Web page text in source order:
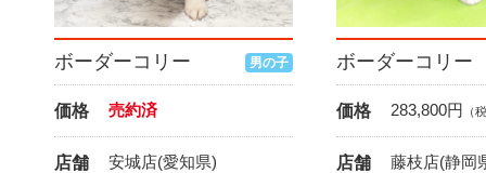
ボーダーコリー 男の子
価格 売約済
店舗 安城店(愛知県)
ボーダーコリー
価格 283,800円 （
店舗 藤枝店(静岡